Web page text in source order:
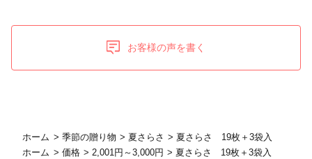
お客様の声を書く
ホーム > 季節の贈り物 > 夏さらさ > 夏さらさ 19枚＋3袋入
ホーム > 価格 >2,001円～3,000円 > 夏さらさ 19枚＋3袋入